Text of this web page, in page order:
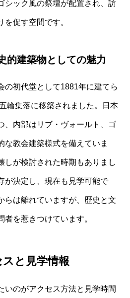
シック風の祭壇が配置され、訪
促す空間です。
的建築物としての魅力
の初代堂として1881年に建てら
輪集落に移築されました。日本
、内部はリブ・ヴォールト、ゴ
な教会建築様式を備えていま
しが検討された時期もありまし
が決定し、現在も見学可能で
らは離れていますが、歴史と文
を惹きつけています。
スと見学情報
いのがアクセス方法と見学時間